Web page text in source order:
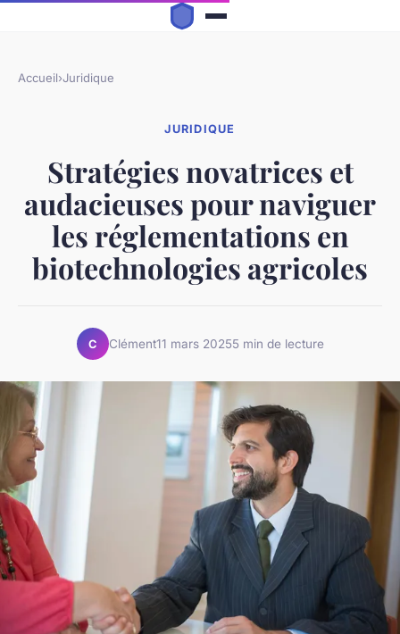
Accueil›Juridique
JURIDIQUE
Stratégies novatrices et
audacieuses pour naviguer
les réglementations en
biotechnologies agricoles
C Clément11 mars 20255 min de lecture